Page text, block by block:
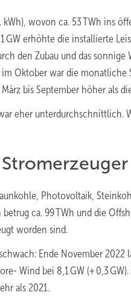
wovon ca. 53 TWh ins
erhöhte die installierte
den Zubau und das sonnige
im Oktober war die
bis September höher als
eher unterdurchschnittlich.
Photovoltaik,
ca. 99 TWh und die
worden sind.
Ende November 2022
Wind bei 8,1 GW (+ 0,3
als 2021.